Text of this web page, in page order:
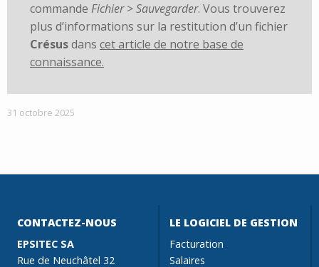
commande Fichier>Sauvegarder. Vous trouverez
plus d’informations sur la restitution d’un fichier
Crésusdans cet article de notre base de
connaissance.
31 octobre 2025
CONTACTEZ-NOUS
EPSITEC SA
Rue de Neuchâtel 32
LE LOGICIEL DE GESTION
Facturation
Salaires